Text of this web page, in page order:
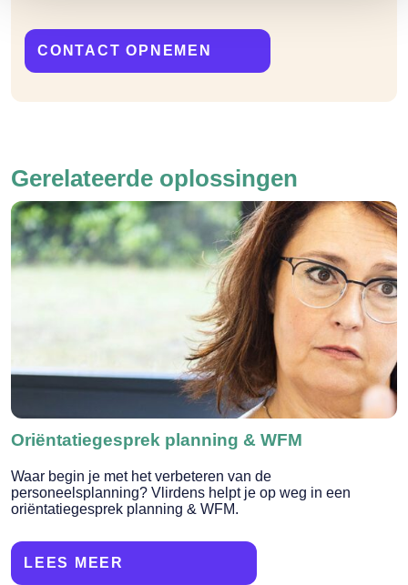
CONTACT OPNEMEN
Gerelateerde oplossingen
Oriëntatiegesprek planning & WFM
Waar begin je met het verbeteren van de
personeelsplanning? Vlirdens helpt je op weg in een
oriëntatiegesprek planning & WFM.
LEES MEER